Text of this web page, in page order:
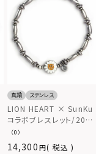
真鍮 ステンレス
LION HEART × SunKu
コラボブレスレット/2024
年モデル/TYPE B（真鍮）
（0）
14,300 税込